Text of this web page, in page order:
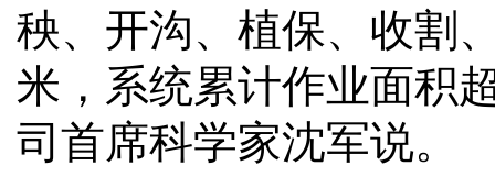
秧、开沟、植保、收割
米，系统累计作业面积
司首席科学家沈军说。